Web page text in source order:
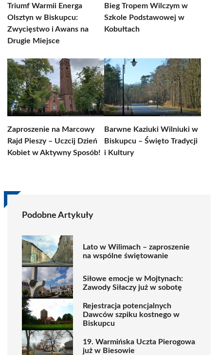
Triumf Warmii Energa
Olsztyn w Biskupcu:
Zwycięstwo i Awans na
Drugie Miejsce
Bieg Tropem Wilczym w
Szkole Podstawowej w
Kobułtach
Zaproszenie na Marcowy
Rajd Pieszy – Uczcij Dzień
Kobiet w Aktywny Sposób!
Barwne Kaziuki Wilniuki w
Biskupcu – Święto Tradycji
i Kultury
Podobne Artykuły
Lato w Wilimach – zaproszenie
na wspólne świętowanie
Siłowe emocje w Mojtynach:
Zawody Siłaczy już w sobotę
Rejestracja potencjalnych
Dawców szpiku kostnego w
Biskupcu
19. Warmińska Uczta Pierogowa
już w Biesowie